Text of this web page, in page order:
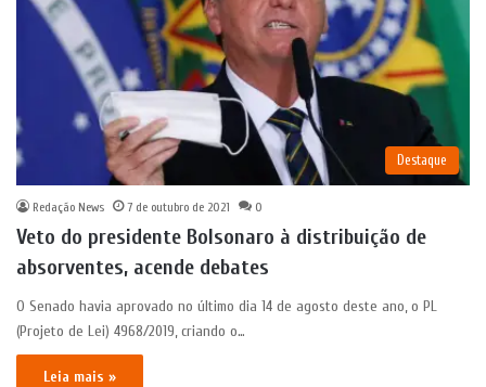
Destaque
Redação News 7 de outubro de 2021 0
Veto do presidente Bolsonaro à distribuição de
absorventes, acende debates
O Senado havia aprovado no último dia 14 de agosto deste ano, o PL
(Projeto de Lei) 4968/2019, criando o…
Leia mais »